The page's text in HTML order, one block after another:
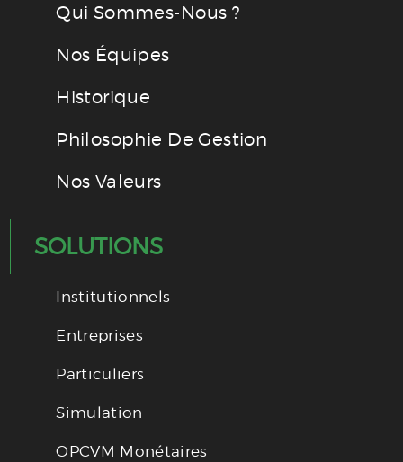
Qui Sommes-Nous ?
Nos Équipes
Historique
Philosophie De Gestion
Nos Valeurs
SOLUTIONS
Institutionnels
Entreprises
Particuliers
Simulation
OPCVM Monétaires